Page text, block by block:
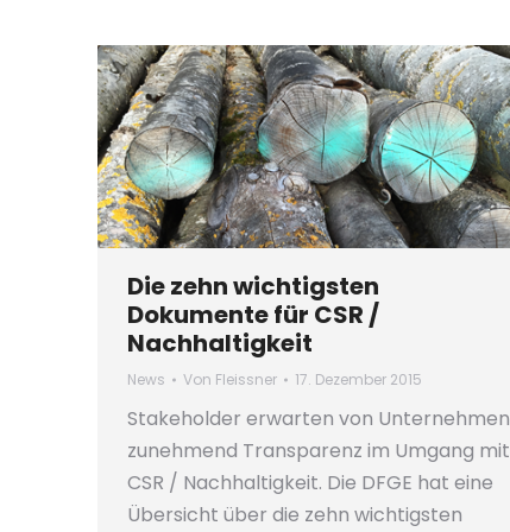
Die zehn wichtigsten
Dokumente für CSR /
Nachhaltigkeit
News Von Fleissner 17. Dezember 2015
Stakeholder erwarten von Unternehmen
zunehmend Transparenz im Umgang mit
CSR / Nachhaltigkeit. Die DFGE hat eine
Übersicht über die zehn wichtigsten